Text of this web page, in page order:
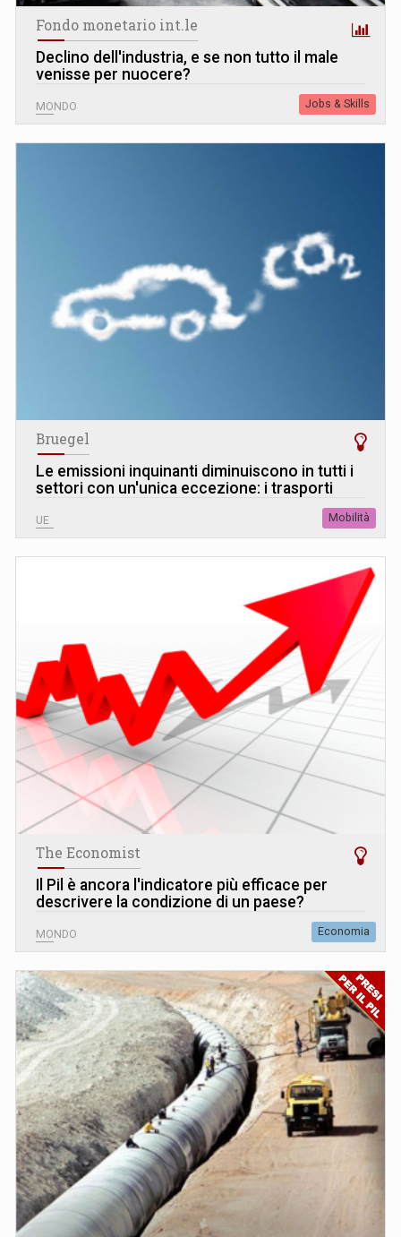
Fondo monetario int.le
Declino dell'industria, e se non tutto il male
venisse per nuocere?
MONDO Jobs & Skills
Bruegel
Le emissioni inquinanti diminuiscono in tutti i
settori con un'unica eccezione: i trasporti
UE Mobilità
The Economist
Il Pil è ancora l'indicatore più efficace per
descrivere la condizione di un paese?
MONDO Economia